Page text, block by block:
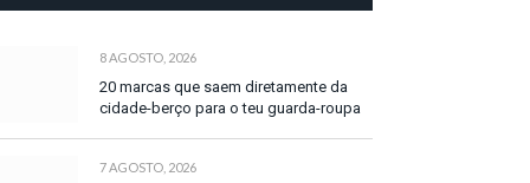
8 AGOSTO, 2026
20 marcas que saem diretamente da
cidade-berço para o teu guarda-roupa
7 AGOSTO, 2026